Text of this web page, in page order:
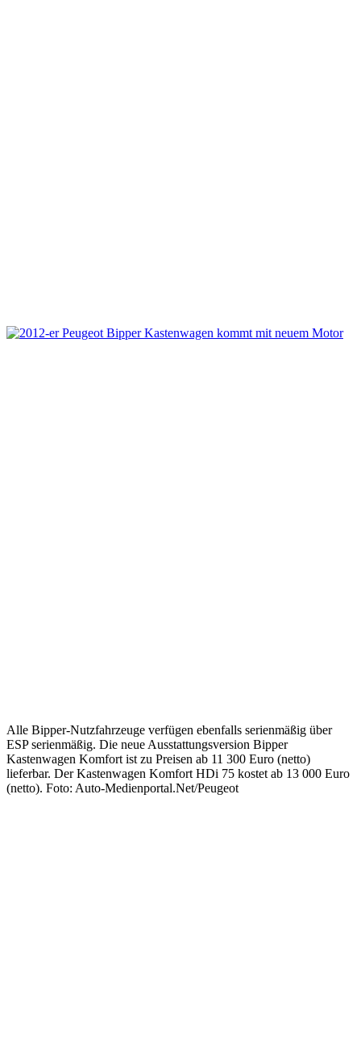
Alle Bipper-Nutzfahrzeuge verfügen ebenfalls serienmäßig über
ESP serienmäßig. Die neue Ausstattungsversion Bipper
Kastenwagen Komfort ist zu Preisen ab 11 300 Euro (netto)
lieferbar. Der Kastenwagen Komfort HDi 75 kostet ab 13 000 Euro
(netto). Foto: Auto-Medienportal.Net/Peugeot